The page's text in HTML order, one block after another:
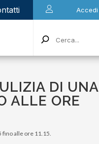
Accedi
DI UNA
ALLE ORE
fino alle ore 11.15.